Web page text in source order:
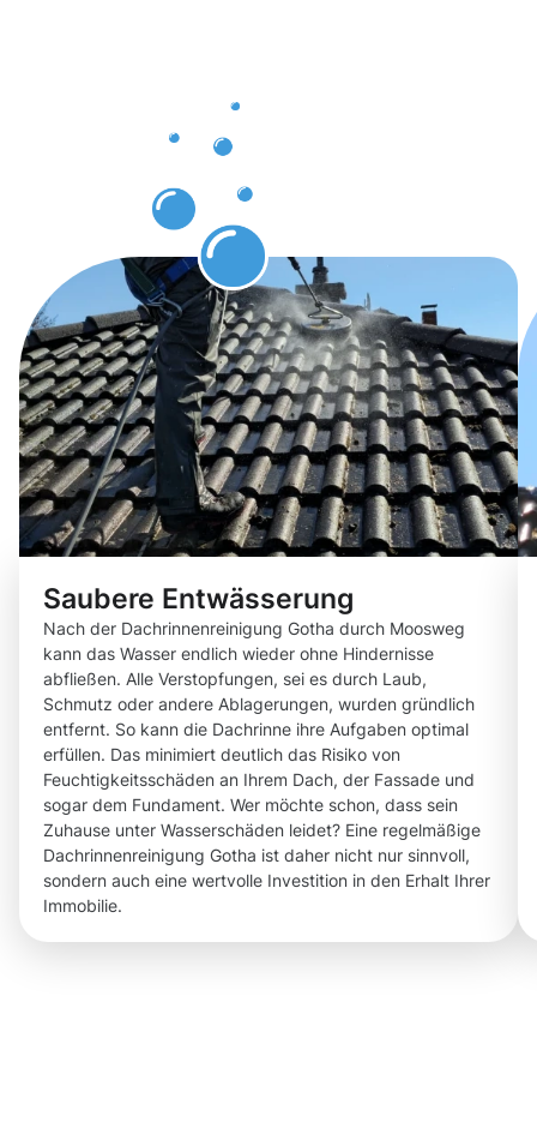
Saubere Entwässerung
Nach der Dachrinnenreinigung Gotha durch Moosweg
kann das Wasser endlich wieder ohne Hindernisse
abfließen. Alle Verstopfungen, sei es durch Laub,
Schmutz oder andere Ablagerungen, wurden gründlich
entfernt. So kann die Dachrinne ihre Aufgaben optimal
erfüllen. Das minimiert deutlich das Risiko von
Feuchtigkeitsschäden an Ihrem Dach, der Fassade und
sogar dem Fundament. Wer möchte schon, dass sein
Zuhause unter Wasserschäden leidet? Eine regelmäßige
Dachrinnenreinigung Gotha ist daher nicht nur sinnvoll,
sondern auch eine wertvolle Investition in den Erhalt Ihrer
Immobilie.